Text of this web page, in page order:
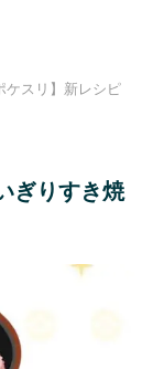
ケスリ】新レシピ
ぎりすき焼